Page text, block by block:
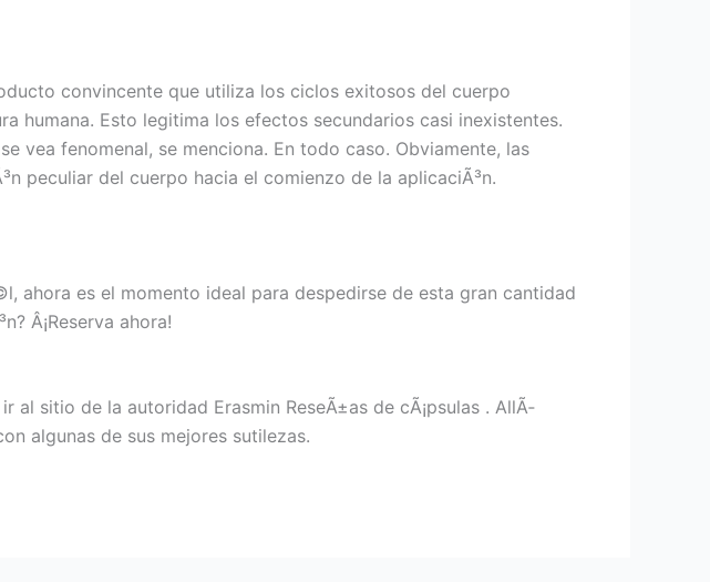
convincente que utiliza los ciclos exitosos del cuerpo
humana. Esto legitima los efectos secundarios casi inexistentes.
vea fenomenal, se menciona. En todo caso. Obviamente, las
peculiar del cuerpo hacia el comienzo de la aplicaciÃ³n.
ahora es el momento ideal para despedirse de esta gran cantidad
Â¡Reserva ahora!
al sitio de la autoridad Erasmin ReseÃ±as de cÃ¡psulas . AllÃ­
algunas de sus mejores sutilezas.